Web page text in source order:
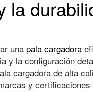
la
una pala cargadora
y la configuración
cargadora de alta
y certificaciones